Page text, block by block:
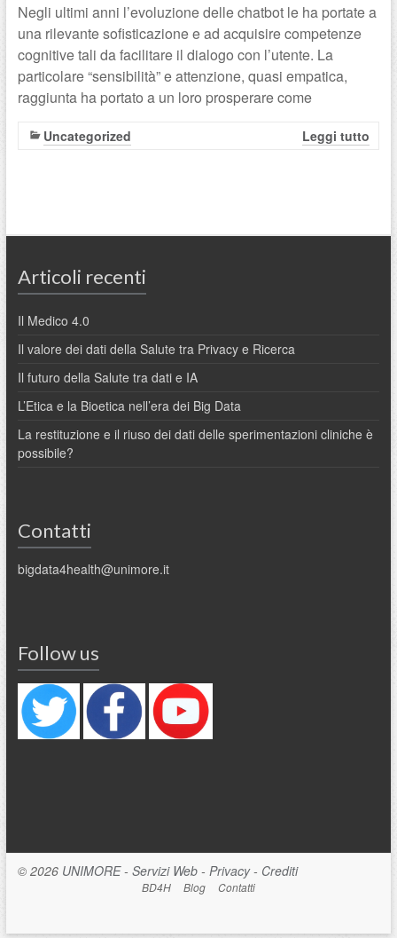
Negli ultimi anni l’evoluzione delle chatbot le ha portate a
una rilevante sofisticazione e ad acquisire competenze
cognitive tali da facilitare il dialogo con l’utente. La
particolare “sensibilità” e attenzione, quasi empatica,
raggiunta ha portato a un loro prosperare come
Uncategorized Leggi tutto
Articoli recenti
Il Medico 4.0
Il valore dei dati della Salute tra Privacy e Ricerca
Il futuro della Salute tra dati e IA
L’Etica e la Bioetica nell’era dei Big Data
La restituzione e il riuso dei dati delle sperimentazioni cliniche è
possibile?
Contatti
bigdata4health@unimore.it
Follow us
© 2026 UNIMORE- Servizi Web- Privacy- Crediti
BD4H Blog Contatti